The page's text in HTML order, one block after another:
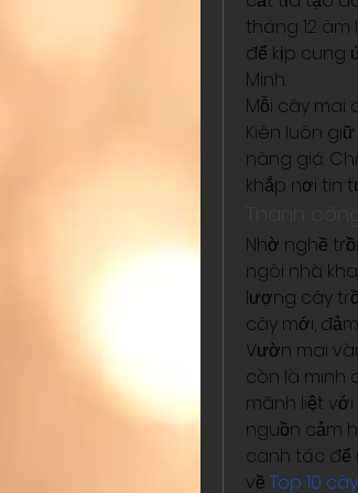
tháng 12
để kịp cung
Minh.
Mỗi cây
Kiên luôn
nâng giá.
khắp nơi tin
Nhờ nghề
ngôi nhà
lượng cây
cây mới,
Vườn mai
còn là minh
mãnh liệt
nguồn cảm
canh tác để
về Top 10